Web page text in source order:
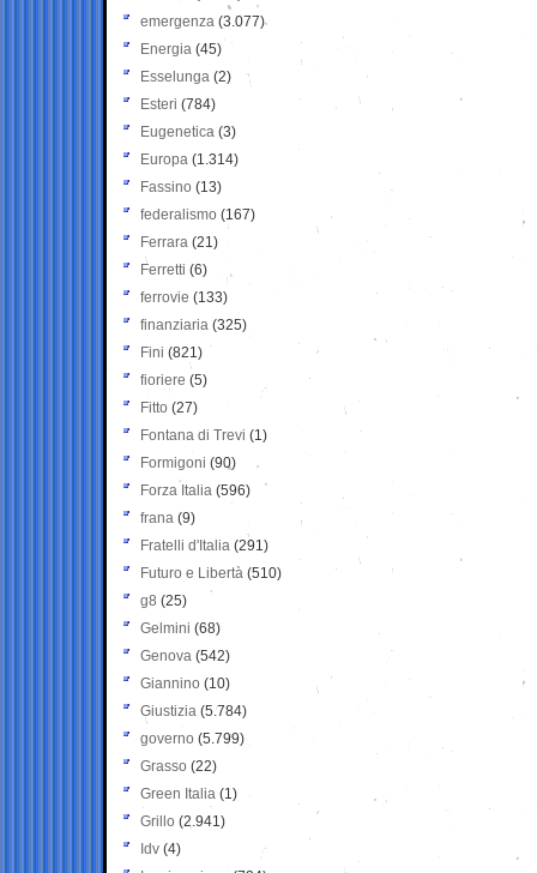
emergenza (3.077)
Energia (45)
Esselunga (2)
Esteri (784)
Eugenetica (3)
Europa (1.314)
Fassino (13)
federalismo (167)
Ferrara (21)
Ferretti (6)
ferrovie (133)
finanziaria (325)
Fini (821)
fioriere (5)
Fitto (27)
Fontana di Trevi (1)
Formigoni (90)
Forza Italia (596)
frana (9)
Fratelli d'Italia (291)
Futuro e Libertà (510)
g8 (25)
Gelmini (68)
Genova (542)
Giannino (10)
Giustizia (5.784)
governo (5.799)
Grasso (22)
Green Italia (1)
Grillo (2.941)
Idv (4)